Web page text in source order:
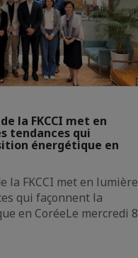
la FKCCI met en
tendances qui
énergétique en
la FKCCI met en lumière
qui façonnent la
en CoréeLe mercredi 8